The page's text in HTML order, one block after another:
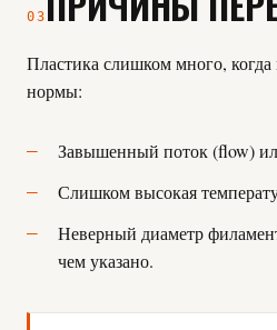
03
Пластика слишком много,
нормы:
Завышенный поток (flow)
Слишком высокая
Неверный диаметр
чем указано.